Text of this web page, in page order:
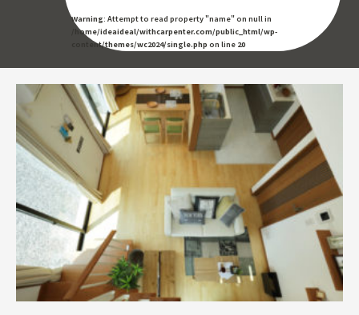
Warning: Attempt to read property "name" on null in
/home/ideaideal/withcarpenter.com/public_html/wp-
content/themes/wc2024/single.php on line 20